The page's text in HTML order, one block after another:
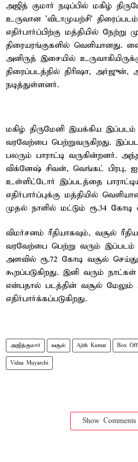
அஜித் குமார் நடிப்பில் மகிழ்
உருவான 'விடாமுயற்சி'
எதிர்பார்ப்பிற்கு மத்தியில் நேற்று
திரையரங்குகளில் வெளியானது.
அனிருத் இசையில்
திரைப்படத்தில் திரிஷா,
நடித்துள்ளனர்.
மகிழ் திருமேனி இயக்கிய
வரவேற்பை பெற்றுவருகிறது.
பலரும் பாராட்டி வருகின்றனர்.
விக்னேஷ் சிவன், வெங்கட் பிரபு,
உள்ளிட்டோர் இப்படத்தை
எதிர்பார்ப்புக்கு மத்தியில்
முதல் நாளில் மட்டும் ரூ.34
விமர்சனம் ரீதியாகவும், வசூல்
வரவேற்பை பெற்று வரும்
அளவில் ரூ.72 கோடி வசூல்
கூறப்படுகிறது. இனி வரும்
என்பதால் படத்தின் வசூல் மேலும்
எதிர்பார்க்கப்படுகிறது.
அஜித்குமார் வசூல் Ajith Kumar Box
Vidaa Muyarchi
Show Comments